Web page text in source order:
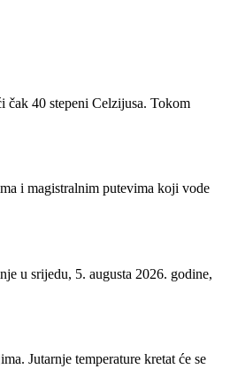
čak 40 stepeni Celzijusa. Tokom
i magistralnim putevima koji vode
u srijedu, 5. augusta 2026. godine,
Jutarnje temperature kretat će se